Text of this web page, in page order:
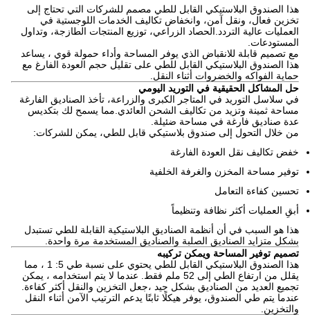
هذا الصندوق البلاستيكي القابل للطي مصمم للشركات التي تحتاج إلى
تخزين فعال، ونقل آمن، وانخفاض تكاليف الخدمات اللوجستية في
العمليات عالية التردد.الحصاد الزراعي، توزيع المنتجات الطازجة، وتداول
المستودعات.
مع تصميم قابلة للانقباض الذي يوفر المساحة وأداء حمولة قوي ، يساعد
هذا الصندوق البلاستيكي القابل للطي على تقليل حجم العودة الفارغ مع
حماية الفواكه والخضروات أثناء النقل.
حل المشاكل الحقيقية في التوريد اليومي
في سلاسل التوريد في المتاجر الكبرى والزراعة، تأخذ الصناديق الفارغة
مساحة ثمينة وتزيد من تكاليف الشحن العائدي.مما يسمح لك بتكديس
عدة صناديق فارغة في مساحة ضئيلة.
من خلال التحول إلى صندوق بلاستيكي قابل للطي، يمكن للشركات:
خفض تكاليف نقل العودة الفارغة
توفير مساحة المخزن والغرفة الخلفية
تحسين كفاءة التعامل
أبقِ العمليات أكثر نظافة وتنظيماً
هذا هو السبب في أن أنظمة الصناديق البلاستيكية القابلة للطي تستبدل
بشكل متزايد الصناديق الصلبة والصناديق المستخدمة مرة واحدة.
تصميم توفير المساحة ويمكن تركيبه
هذا الصندوق البلاستيكي القابل للطي يحتوي على نسبة طي 5: 1 ، مما
يقلل من ارتفاع الطي إلى 52 ملم فقط. عندما لا يتم استخدامه ، يمكن
تجميع العديد من الصناديق بشكل جيد ،جعل التخزين والنقل أكثر كفاءة.
عندما يتم طي الصندوق، يوفر هيكلًا ثابتًا يدعم الترتيب الآمن أثناء النقل
والتخزين.